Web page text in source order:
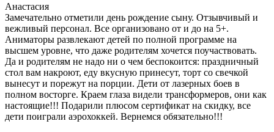
Анастасия
Замечательно отметили день рождение сыну. Отзывчивый и
вежливый персонал. Все организовано от и до на 5+.
Аниматоры развлекают детей по полной программе на
высшем уровне, что даже родителям хочется поучаствовать.
Да и родителям не надо ни о чем беспокоится: праздничный
стол вам накроют, еду вкусную принесут, торт со свечкой
вынесут и порежут на порции. Дети от лазерных боев в
полном восторге. Краем глаза видели трансформеров, они как
настоящие!!! Подарили плюсом сертификат на скидку, все
дети поиграли аэрохоккей. Вернемся обязательно!!!